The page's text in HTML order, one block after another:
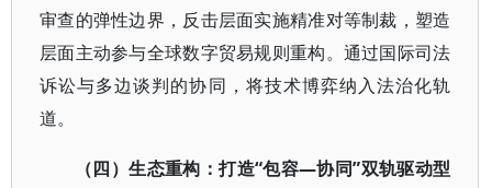
审查的弹性边界，反击层面实施精准对等制裁，塑造
层面主动参与全球数字贸易规则重构。通过国际司法
诉讼与多边谈判的协同，将技术博弈纳入法治化轨
道。
（四）生态重构：打造“包容—协同”双轨驱动型